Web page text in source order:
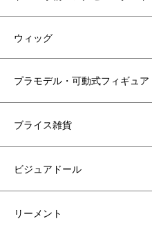
ウィッグ
プラモデル・可動式フィギュア
ブライス雑貨
ビジュアドール
リーメント